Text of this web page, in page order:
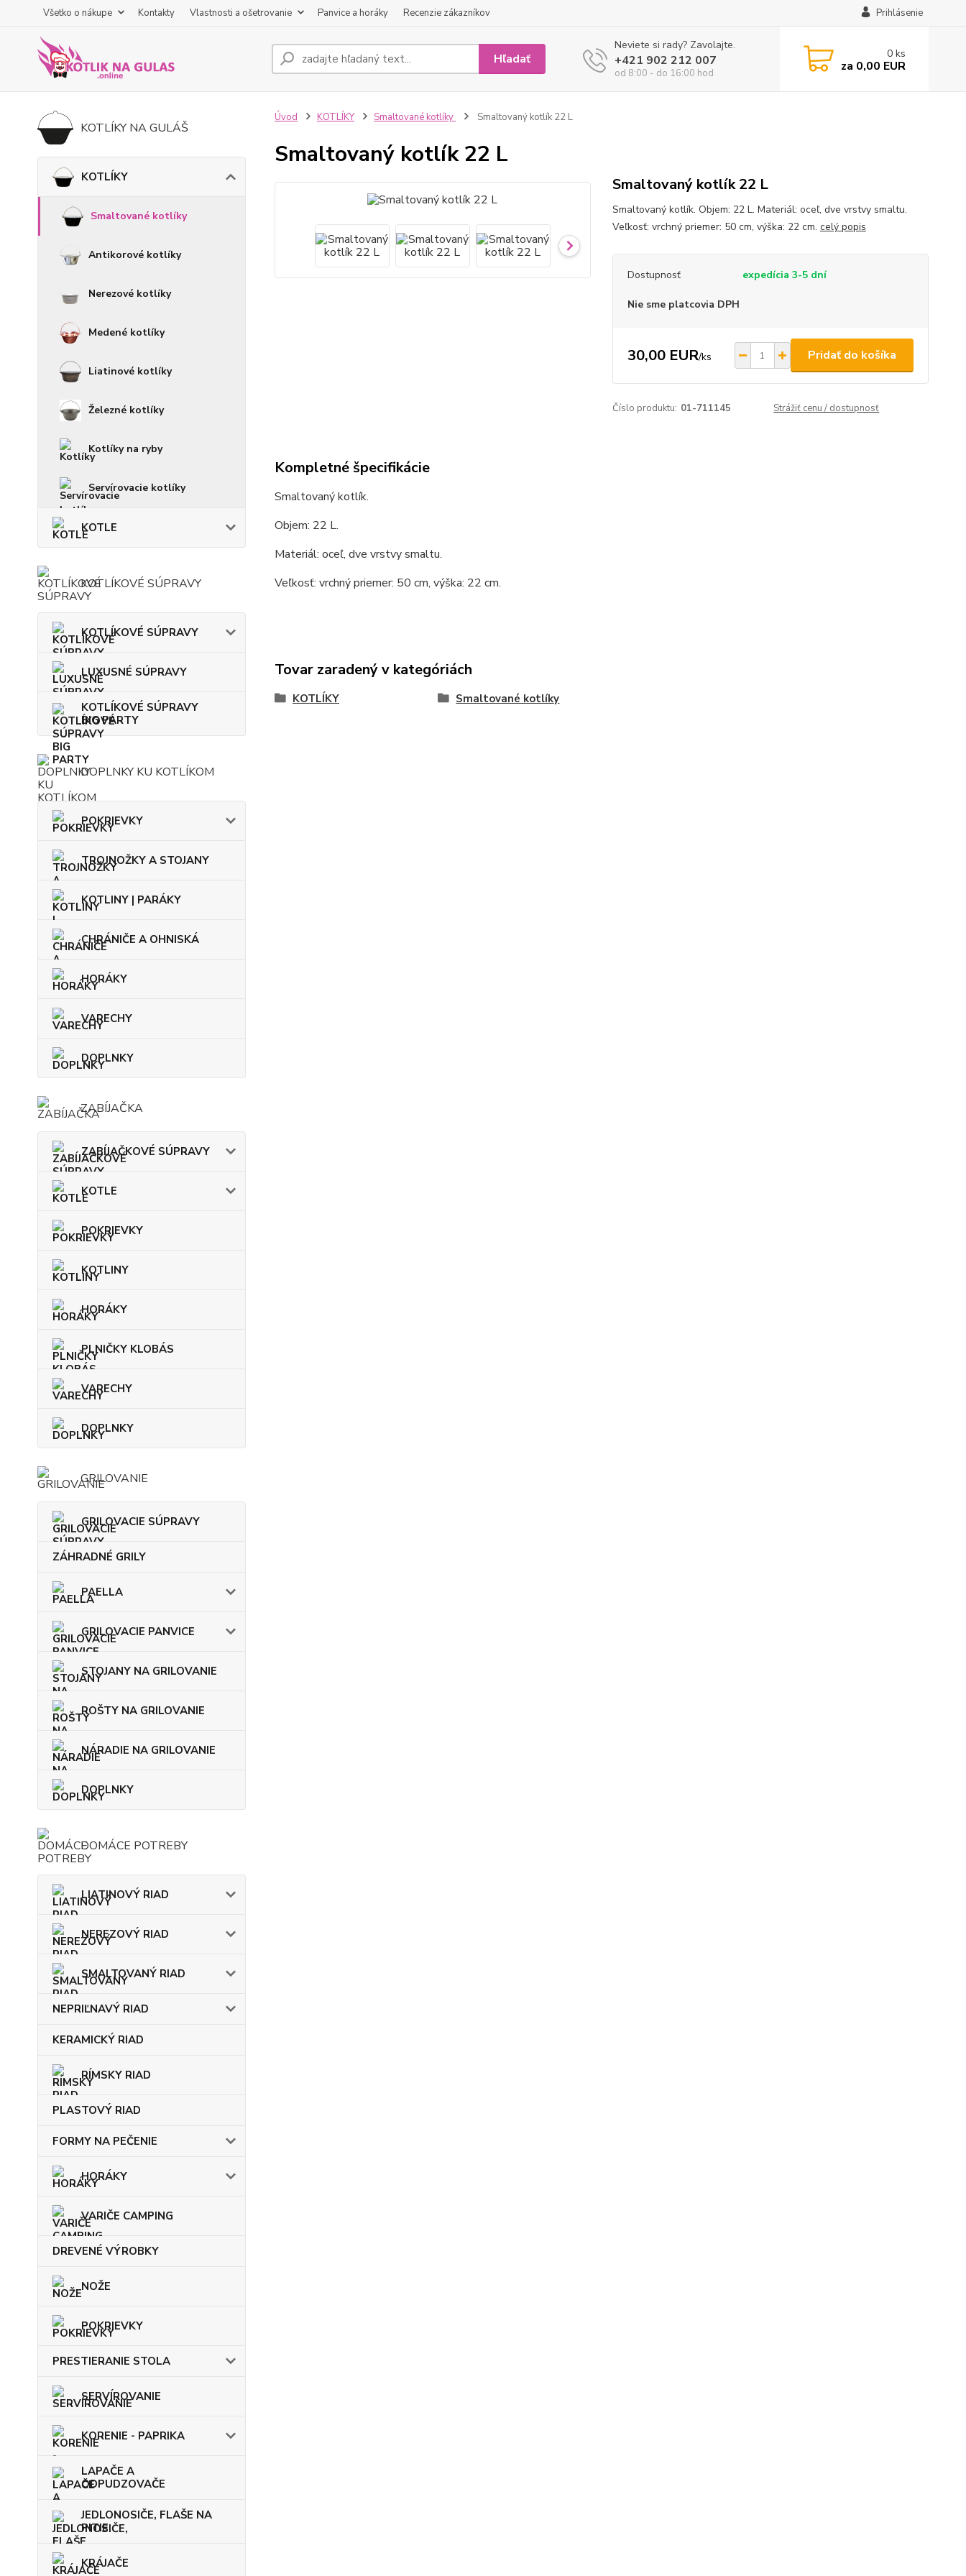
Všetko o nákupe Kontakty Vlastnosti a ošetrovanie Panvice a horáky Recenzie zákazníkov Prihlásenie
Hľadať
Neviete si rady? Zavolajte.
+421 902 212 007
od 8:00 - do 16:00 hod
0 ks
za 0,00 EUR
KOTLÍKY NA GULÁŠ
KOTLÍKY
Smaltované kotlíky
Antikorové kotlíky
Nerezové kotlíky
Medené kotlíky
Liatinové kotlíky
Železné kotlíky
Kotlíky na ryby
Servírovacie kotlíky
KOTLE
KOTLÍKOVÉ SÚPRAVY
KOTLÍKOVÉ SÚPRAVY
LUXUSNÉ SÚPRAVY
KOTLÍKOVÉ SÚPRAVY
BIG PARTY
DOPLNKY KU KOTLÍKOM
POKRIEVKY
TROJNOŽKY A STOJANY
KOTLINY | PARÁKY
CHRÁNIČE A OHNISKÁ
HORÁKY
VARECHY
DOPLNKY
ZABÍJAČKA
ZABÍJAČKOVÉ SÚPRAVY
KOTLE
POKRIEVKY
KOTLINY
HORÁKY
PLNIČKY KLOBÁS
VARECHY
DOPLNKY
GRILOVANIE
GRILOVACIE SÚPRAVY
ZÁHRADNÉ GRILY
PAELLA
GRILOVACIE PANVICE
STOJANY NA GRILOVANIE
ROŠTY NA GRILOVANIE
NÁRADIE NA GRILOVANIE
DOPLNKY
DOMÁCE POTREBY
LIATINOVÝ RIAD
NEREZOVÝ RIAD
SMALTOVANÝ RIAD
NEPRIĽNAVÝ RIAD
KERAMICKÝ RIAD
RÍMSKY RIAD
PLASTOVÝ RIAD
FORMY NA PEČENIE
HORÁKY
VARIČE CAMPING
DREVENÉ VÝROBKY
NOŽE
POKRIEVKY
PRESTIERANIE STOLA
SERVÍROVANIE
KORENIE - PAPRIKA
LAPAČE A
ODPUDZOVAČE
JEDLONOSIČE, FLAŠE NA
PITIE
KRÁJAČE
Úvod KOTLÍKY Smaltované kotlíky Smaltovaný kotlík 22 L
Smaltovaný kotlík 22 L
Smaltovaný kotlík 22 L
Smaltovaný kotlík. Objem: 22 L. Materiál: oceľ, dve vrstvy smaltu.
Veľkosť: vrchný priemer: 50 cm, výška: 22 cm. celý popis
Dostupnosť expedícia 3-5 dní
Nie sme platcovia DPH
30,00 EUR/ks Pridať do košíka
Číslo produktu: 01-711145 Strážiť cenu / dostupnosť
Kompletné špecifikácie
Smaltovaný kotlík.
Objem: 22 L.
Materiál: oceľ, dve vrstvy smaltu.
Veľkosť: vrchný priemer: 50 cm, výška: 22 cm.
Tovar zaradený v kategóriách
KOTLÍKY Smaltované kotlíky